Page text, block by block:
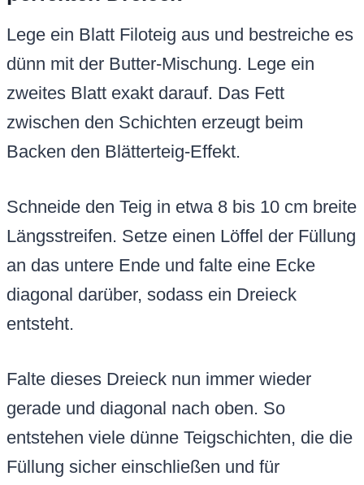
Lege ein Blatt Filoteig aus und bestreiche es
dünn mit der Butter-Mischung. Lege ein
zweites Blatt exakt darauf. Das Fett
zwischen den Schichten erzeugt beim
Backen den Blätterteig-Effekt.
Schneide den Teig in etwa 8 bis 10 cm breite
Längsstreifen. Setze einen Löffel der Füllung
an das untere Ende und falte eine Ecke
diagonal darüber, sodass ein Dreieck
entsteht.
Falte dieses Dreieck nun immer wieder
gerade und diagonal nach oben. So
entstehen viele dünne Teigschichten, die die
Füllung sicher einschließen und für